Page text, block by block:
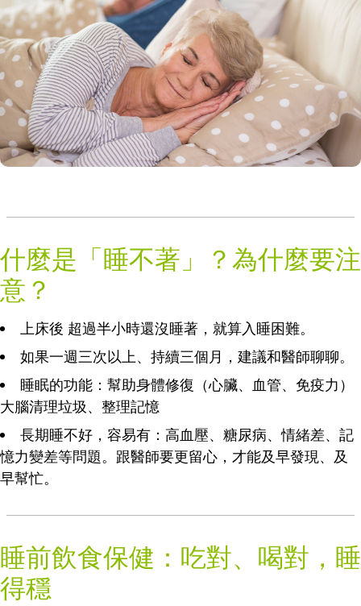
什麼是「睡不著」？為什麼要注
意？
上床後 超過半小時還沒睡著，就算入睡困難。
如果一週三次以上、持續三個月，建議和醫師聊聊。
睡眠的功能：幫助身體修復（心臟、血管、免疫力）
大腦清理垃圾、整理記憶
長期睡不好，容易有：高血壓、糖尿病、情緒差、記
憶力變差等問題。跟醫師要更留心，才能及早發現、及
早幫忙。
睡前飲食保健：吃對、喝對，睡
得穩